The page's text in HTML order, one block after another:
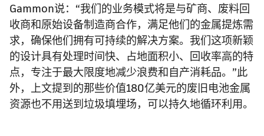
Gammon说：“我们的业务模式将是与矿商、废料回
收商和原始设备制造商合作，满足他们的金属提炼需
求，确保他们拥有可持续的解决方案。我们这项新颖
的设计具有处理时间快、占地面积小、回收率高的特
点，专注于最大限度地减少浪费和自产消耗品。”此
外，上文提到的那些价值180亿美元的废旧电池金属
资源也不用送到垃圾填埋场，可以持久地循环利用。